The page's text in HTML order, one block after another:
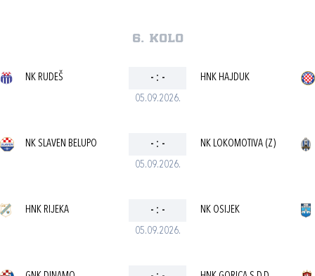
6. kolo
05.09.2026.
NK RUDEŠ - : - HNK HAJDUK
05.09.2026.
NK SLAVEN BELUPO - : - NK LOKOMOTIVA (Z)
05.09.2026.
HNK RIJEKA - : - NK OSIJEK